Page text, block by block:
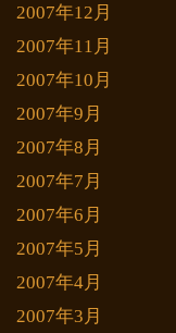
2007年12月
2007年11月
2007年10月
2007年9月
2007年8月
2007年7月
2007年6月
2007年5月
2007年4月
2007年3月